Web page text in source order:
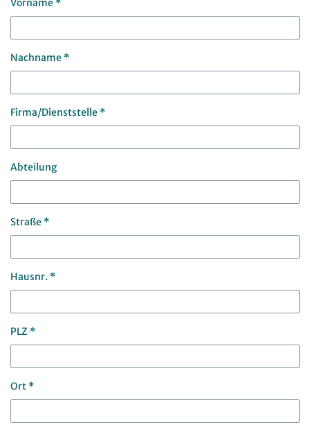
Vorname *
Nachname *
Firma/Dienststelle *
Abteilung
Straße *
Hausnr. *
PLZ *
Ort *